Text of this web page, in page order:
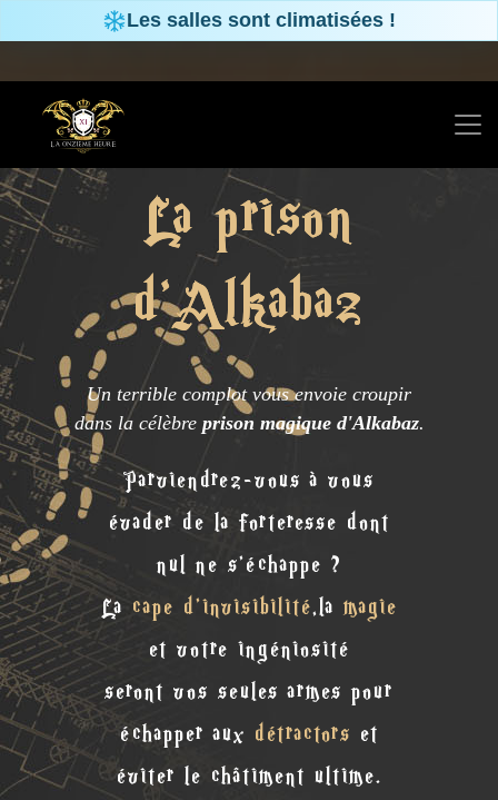
Panneau de gestion des cookiesLes salles sont climatisées !
La prison
d'Alkabaz
Un terrible complot vous envoie croupir
dans la célèbre prison magique d'Alkabaz.
Parviendrez-vous à vous
évader de la forteresse dont
nul ne s'échappe ?
La cape d'invisibilité,lamagie
et votre ingéniosité
seront vos seules armes pour
échapper aux détractors et
éviter le châtiment ultime.